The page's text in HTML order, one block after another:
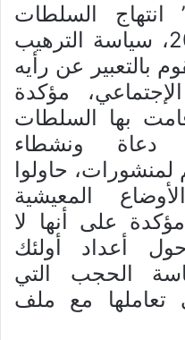
انتهاج السلطات
السعودية منذ عام 2017، سياسة الترهيب
بالتعبير عن رأيه
مؤكدة
بها السلطات
دعاة ونشطاء
حاولوا
المعيشية
على أنها لا
أعداد أولئك
الحجب التي
تعاملها مع ملف